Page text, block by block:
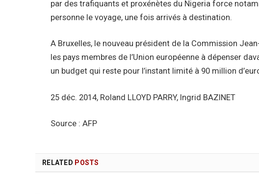
par des trafiquants et proxénètes du Nigeria force
personne le voyage, une fois arrivés à destination.
A Bruxelles, le nouveau président de la Commission
les pays membres de l’Union européenne à dépenser
un budget qui reste pour l’instant limité à 90 million
25 déc. 2014, Roland LLOYD PARRY, Ingrid BAZINET
Source : AFP
RELATED POSTS